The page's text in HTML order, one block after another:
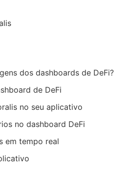
dos dashboards de DeFi?
de DeFi
no seu aplicativo
no dashboard DeFi
em tempo real